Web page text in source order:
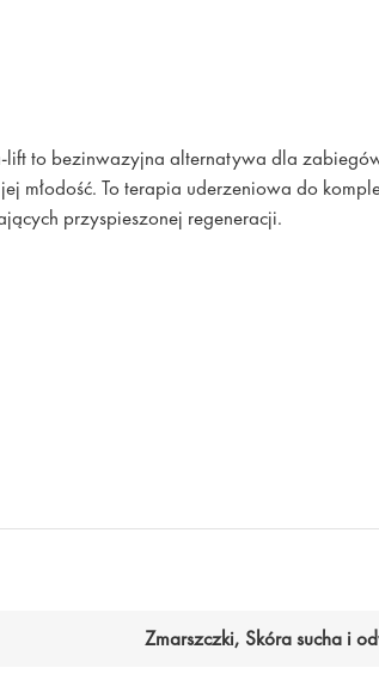
to bezinwazyjna alternatywa dla
To terapia uderzeniowa do
przyspieszonej regeneracji.
Zmarszczki, Skóra sucha i